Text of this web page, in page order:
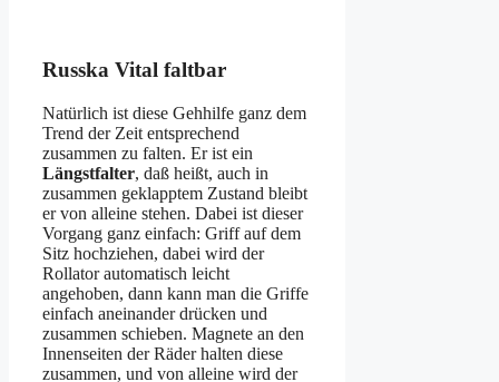
Russka Vital faltbar
Natürlich ist diese Gehhilfe ganz dem
Trend der Zeit entsprechend
zusammen zu falten. Er ist ein
Längstfalter, daß heißt, auch in
zusammen geklapptem Zustand bleibt
er von alleine stehen. Dabei ist dieser
Vorgang ganz einfach: Griff auf dem
Sitz hochziehen, dabei wird der
Rollator automatisch leicht
angehoben, dann kann man die Griffe
einfach aneinander drücken und
zusammen schieben. Magnete an den
Innenseiten der Räder halten diese
zusammen, und von alleine wird der